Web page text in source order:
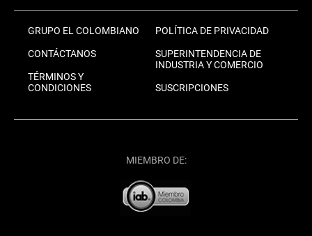
GRUPO EL COLOMBIANO
CONTÁCTANOS
TÉRMINOS Y
CONDICIONES
POLÍTICA DE PRIVACIDAD
SUPERINTENDENCIA DE
INDUSTRIA Y COMERCIO
SUSCRIPCIONES
MIEMBRO DE: